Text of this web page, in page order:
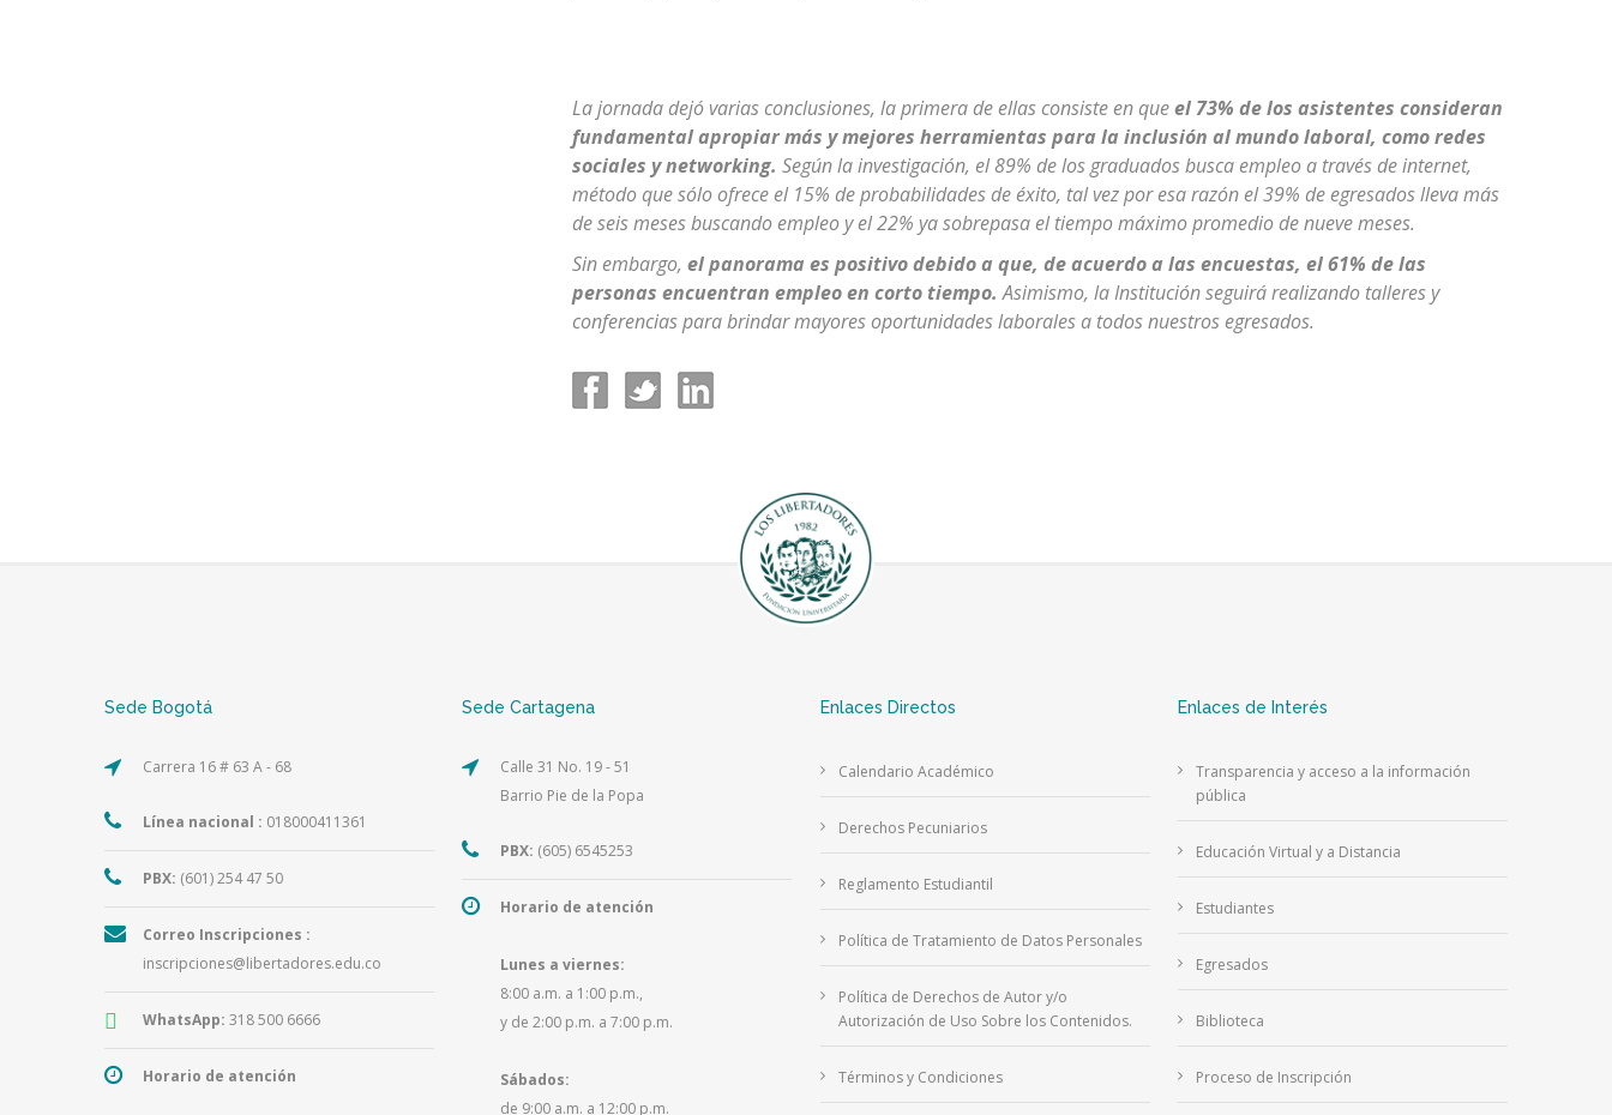
La jornada dejó varias conclusiones, la primera de ellas consiste en queel 73% de los asistentes consideran
fundamental apropiar más y mejores herramientas para la inclusión al mundo laboral, como redes
sociales y networking. Según la investigación, el 89% de los graduados busca empleo a través de internet,
método que sólo ofrece el 15% de probabilidades de éxito, tal vez por esa razón el 39% de egresados lleva más
de seis meses buscando empleo y el 22% ya sobrepasa el tiempo máximo promedio de nueve meses.
Sin embargo, el panorama es positivo debido a que, de acuerdo a las encuestas, el 61% de las
personas encuentran empleo en corto tiempo. Asimismo, la Institución seguirá realizando talleres y
conferencias para brindar mayores oportunidades laborales a todos nuestros egresados.
Sede Bogotá
Carrera 16 # 63 A - 68
Línea nacional : 018000411361
PBX: (601) 254 47 50
Correo Inscripciones :
inscripciones@libertadores.edu.co
WhatsApp: 318 500 6666
Horario de atención
Sede Cartagena
Calle 31 No. 19 - 51
Barrio Pie de la Popa
PBX: (605) 6545253
Horario de atención
Lunes a viernes:
8:00 a.m. a 1:00 p.m.,
y de 2:00 p.m. a 7:00 p.m.
Sábados:
de 9:00 a.m. a 12:00 p.m.
Enlaces Directos
Calendario Académico
Derechos Pecuniarios
Reglamento Estudiantil
Política de Tratamiento de Datos Personales
Política de Derechos de Autor y/o
Autorización de Uso Sobre los Contenidos.
Términos y Condiciones
Enlaces de Interés
Transparencia y acceso a la información
pública
Educación Virtual y a Distancia
Estudiantes
Egresados
Biblioteca
Proceso de Inscripción